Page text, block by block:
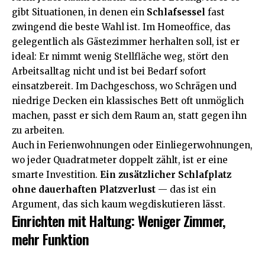
gibt Situationen, in denen ein Schlafsessel fast
zwingend die beste Wahl ist. Im Homeoffice, das
gelegentlich als Gästezimmer herhalten soll, ist er
ideal: Er nimmt wenig Stellfläche weg, stört den
Arbeitsalltag nicht und ist bei Bedarf sofort
einsatzbereit. Im Dachgeschoss, wo Schrägen und
niedrige Decken ein klassisches Bett oft unmöglich
machen, passt er sich dem Raum an, statt gegen ihn
zu arbeiten.
Auch in Ferienwohnungen oder Einliegerwohnungen,
wo jeder Quadratmeter doppelt zählt, ist er eine
smarte Investition. Ein zusätzlicher Schlafplatz
ohne dauerhaften Platzverlust — das ist ein
Argument, das sich kaum wegdiskutieren lässt.
Einrichten mit Haltung: Weniger Zimmer,
mehr Funktion